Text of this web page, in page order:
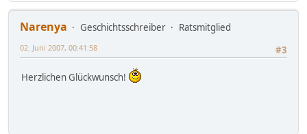
Narenya Geschichtsschreiber
Ratsmitglied
#3
02. Juni 2007, 00:41:58
Herzlichen Glückwunsch!